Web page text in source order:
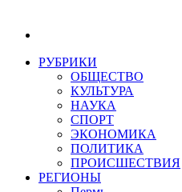
РУБРИКИ
ОБЩЕСТВО
КУЛЬТУРА
НАУКА
СПОРТ
ЭКОНОМИКА
ПОЛИТИКА
ПРОИСШЕСТВИЯ
РЕГИОНЫ